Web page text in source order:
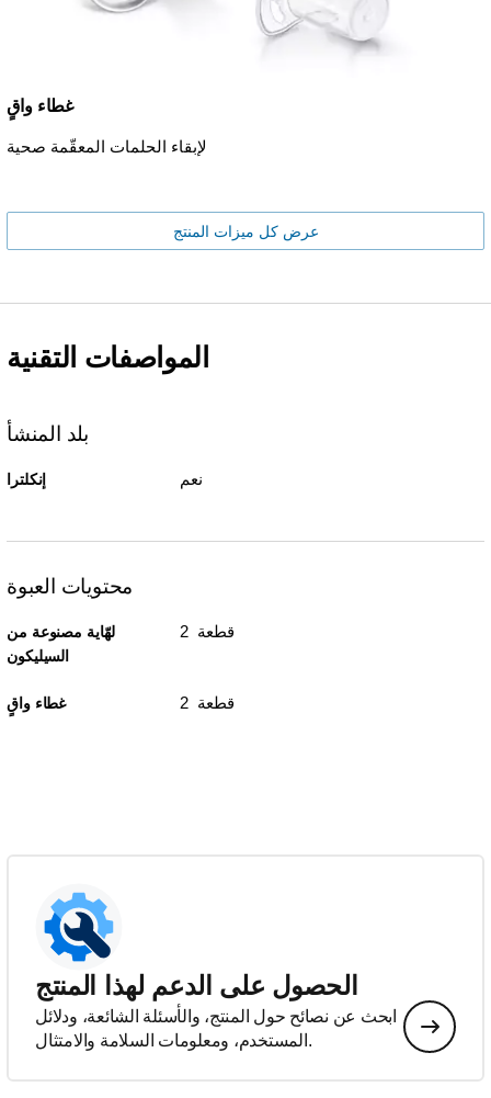
غطاء واقٍ
لإبقاء الحلمات المعقّمة صحية
عرض كل ميزات المنتج
المواصفات التقنية
بلد المنشأ
إنكلترا نعم
محتويات العبوة
لهّاية مصنوعة من
السيليكون
2 قطعة
غطاء واقٍ 2 قطعة
الحصول على الدعم لهذا المنتج
ابحث عن نصائح حول المنتج، والأسئلة الشائعة، ودلائل
المستخدم، ومعلومات السلامة والامتثال.